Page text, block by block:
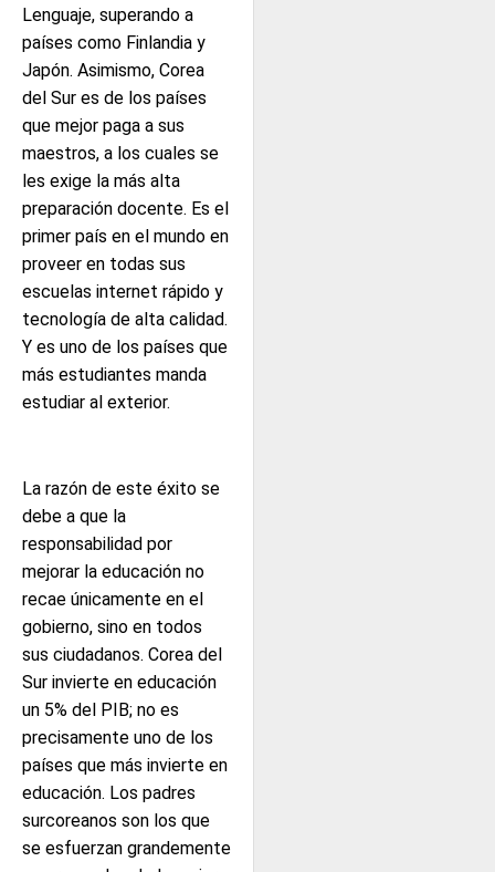
Lenguaje, superando a
países como Finlandia y
Japón. Asimismo, Corea
del Sur es de los países
que mejor paga a sus
maestros, a los cuales se
les exige la más alta
preparación docente. Es el
primer país en el mundo en
proveer en todas sus
escuelas internet rápido y
tecnología de alta calidad.
Y es uno de los países que
más estudiantes manda
estudiar al exterior.
La razón de este éxito se
debe a que la
responsabilidad por
mejorar la educación no
recae únicamente en el
gobierno, sino en todos
sus ciudadanos. Corea del
Sur invierte en educación
un 5% del PIB; no es
precisamente uno de los
países que más invierte en
educación. Los padres
surcoreanos son los que
se esfuerzan grandemente